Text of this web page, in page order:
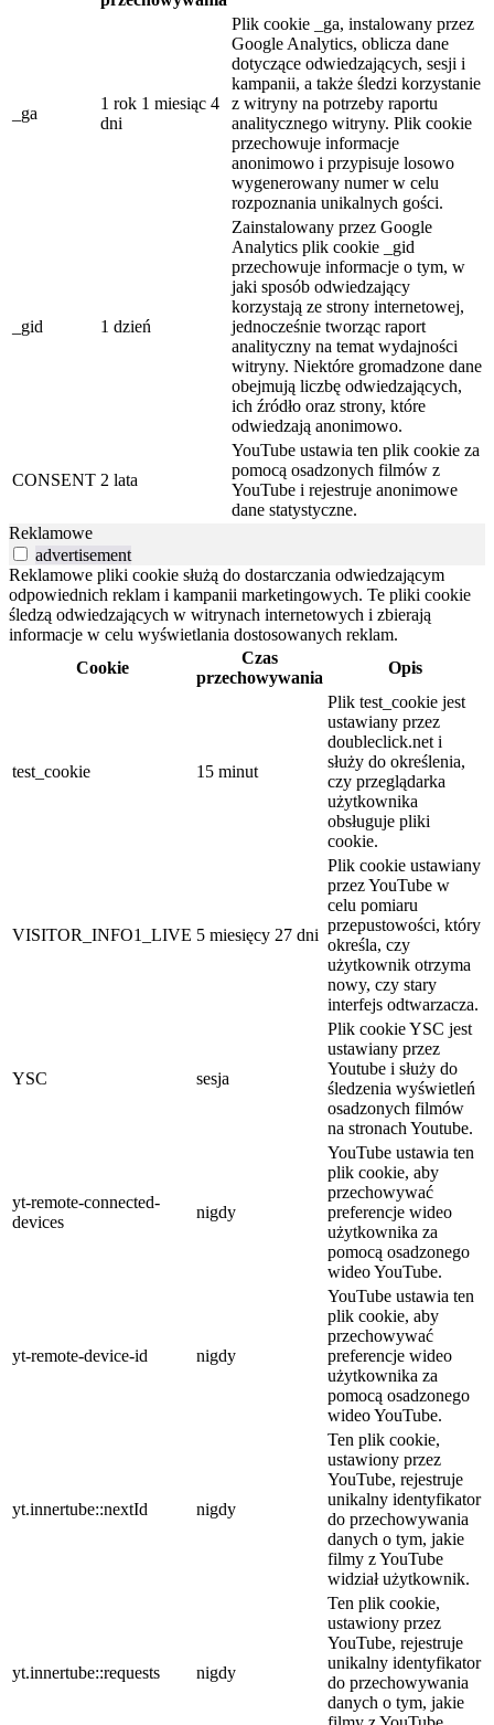
_ga
1 rok 1 miesiąc 4
dni
Plik cookie _ga, instalowany przez
Google Analytics, oblicza dane
dotyczące odwiedzających, sesji i
kampanii, a także śledzi korzystanie
z witryny na potrzeby raportu
analitycznego witryny. Plik cookie
przechowuje informacje
anonimowo i przypisuje losowo
wygenerowany numer w celu
rozpoznania unikalnych gości.
_gid 1 dzień
Zainstalowany przez Google
Analytics plik cookie _gid
przechowuje informacje o tym, w
jaki sposób odwiedzający
korzystają ze strony internetowej,
jednocześnie tworząc raport
analityczny na temat wydajności
witryny. Niektóre gromadzone dane
obejmują liczbę odwiedzających,
ich źródło oraz strony, które
odwiedzają anonimowo.
CONSENT 2 lata
YouTube ustawia ten plik cookie za
pomocą osadzonych filmów z
YouTube i rejestruje anonimowe
dane statystyczne.
Reklamowe
advertisement
Reklamowe pliki cookie służą do dostarczania odwiedzającym
odpowiednich reklam i kampanii marketingowych. Te pliki cookie
śledzą odwiedzających w witrynach internetowych i zbierają
informacje w celu wyświetlania dostosowanych reklam.
Cookie
Czas
przechowywania
Opis
test_cookie 15 minut
Plik test_cookie jest
ustawiany przez
doubleclick.net i
służy do określenia,
czy przeglądarka
użytkownika
obsługuje pliki
cookie.
VISITOR_INFO1_LIVE 5 miesięcy 27 dni
Plik cookie ustawiany
przez YouTube w
celu pomiaru
przepustowości, który
określa, czy
użytkownik otrzyma
nowy, czy stary
interfejs odtwarzacza.
YSC sesja
Plik cookie YSC jest
ustawiany przez
Youtube i służy do
śledzenia wyświetleń
osadzonych filmów
na stronach Youtube.
yt-remote-connected-
devices
nigdy
YouTube ustawia ten
plik cookie, aby
przechowywać
preferencje wideo
użytkownika za
pomocą osadzonego
wideo YouTube.
yt-remote-device-id nigdy
YouTube ustawia ten
plik cookie, aby
przechowywać
preferencje wideo
użytkownika za
pomocą osadzonego
wideo YouTube.
yt.innertube::nextId nigdy
Ten plik cookie,
ustawiony przez
YouTube, rejestruje
unikalny identyfikator
do przechowywania
danych o tym, jakie
filmy z YouTube
widział użytkownik.
yt.innertube::requests nigdy
Ten plik cookie,
ustawiony przez
YouTube, rejestruje
unikalny identyfikator
do przechowywania
danych o tym, jakie